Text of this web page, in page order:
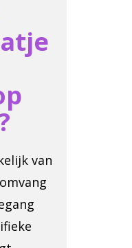
van